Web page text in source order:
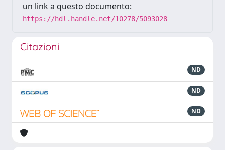
un link a questo documento:
https://hdl.handle.net/10278/5093028
Citazioni
ND
ND
ND